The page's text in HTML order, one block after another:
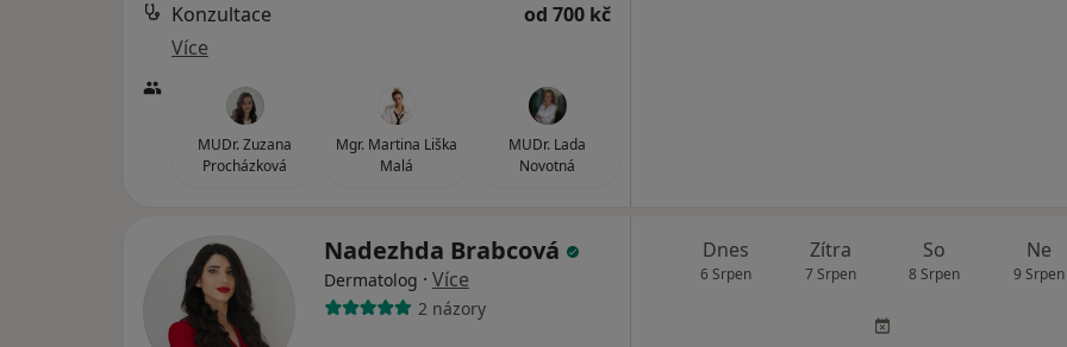
Konzultace
od 700 kč
Více
MUDr. Zuzana
Procházková
Mgr. Martina Liška
Malá
MUDr. Lada
Novotná
Nadezhda Brabcová
Dermatolog · Více
2 názory
Dnes
6 Srpen
Zítra
7 Srpen
So
8 Srpen
Ne
9 Srpen